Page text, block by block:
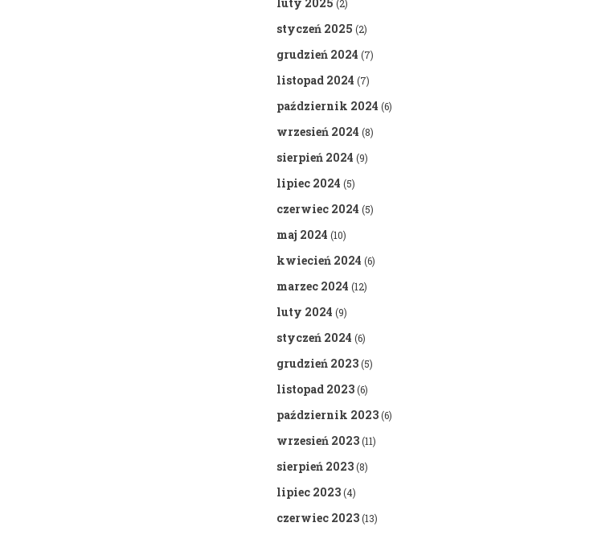
(2)
styczeń 2025 (2)
grudzień 2024 (7)
listopad 2024 (7)
październik 2024 (6)
wrzesień 2024 (8)
sierpień 2024 (9)
lipiec 2024 (5)
czerwiec 2024 (5)
maj 2024 (10)
kwiecień 2024 (6)
marzec 2024 (12)
luty 2024 (9)
styczeń 2024 (6)
grudzień 2023(5)
listopad 2023(6)
październik 2023(6)
wrzesień 2023(11)
sierpień 2023(8)
lipiec 2023(4)
czerwiec 2023(13)